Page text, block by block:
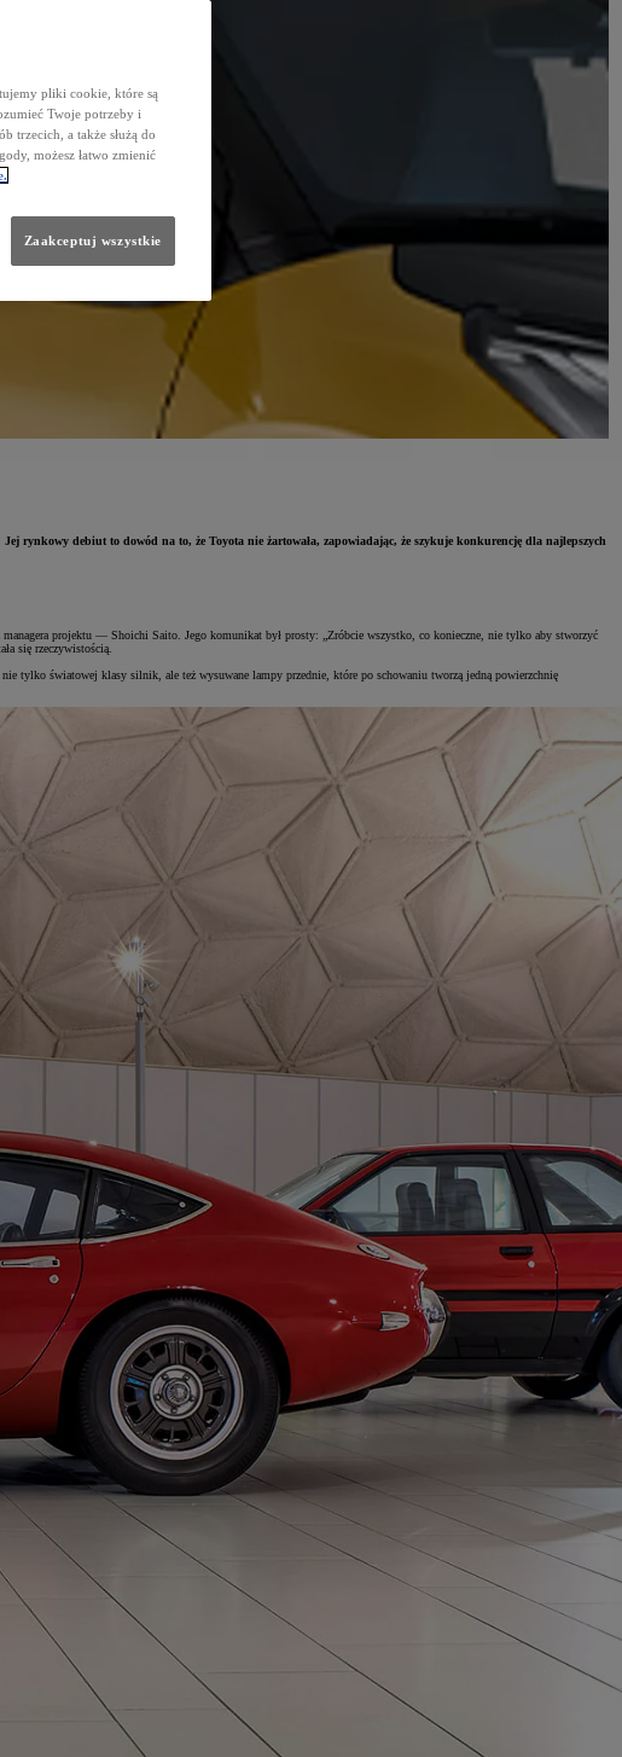
rynkowy debiut to dowód na to, że Toyota nie żartowała, zapowiadając, że szykuje konkurencję dla najlepszych
projektu — Shoichi Saito. Jego komunikat był prosty: „Zróbcie wszystko, co konieczne, nie tylko aby stworzyć
się rzeczywistością.
tylko światowej klasy silnik, ale też wysuwane lampy przednie, które po schowaniu tworzą jedną powierzchnię
pliki cookie, które są
Twoje potrzeby i
trzecich, a także służą do
możesz łatwo zmienić
Zaakceptuj wszystkie